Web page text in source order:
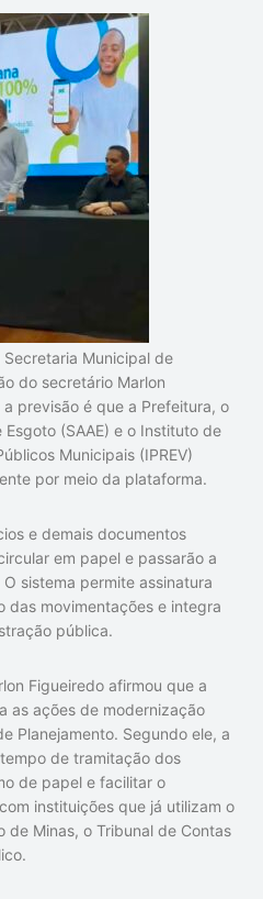
Municipal de
do secretário Marlon
previsão é que a Prefeitura, o
(SAAE) e o Instituto de
Municipais (IPREV)
por meio da plataforma.
e demais documentos
em papel e passarão a
sistema permite assinatura
das movimentações e integra
pública.
Figueiredo afirmou que a
as ações de modernização
Planejamento. Segundo ele, a
de tramitação dos
de papel e facilitar o
instituições que já utilizam o
de Minas, o Tribunal de Contas